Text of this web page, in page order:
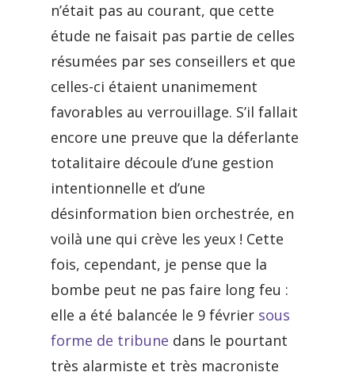
n’était pas au courant, que cette
étude ne faisait pas partie de celles
résumées par ses conseillers et que
celles-ci étaient unanimement
favorables au verrouillage. S’il fallait
encore une preuve que la déferlante
totalitaire découle d’une gestion
intentionnelle et d’une
désinformation bien orchestrée, en
voilà une qui crève les yeux ! Cette
fois, cependant, je pense que la
bombe peut ne pas faire long feu :
elle a été balancée le 9 février sous
forme de tribune dans le pourtant
très alarmiste et très macroniste